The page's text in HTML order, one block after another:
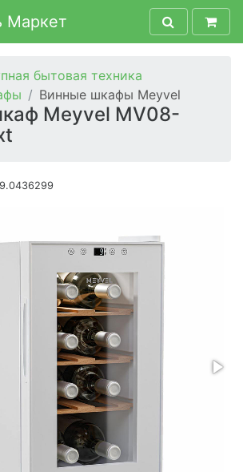
Маркет
бытовая техника
Винные шкафы Meyvel
Meyvel MV08-